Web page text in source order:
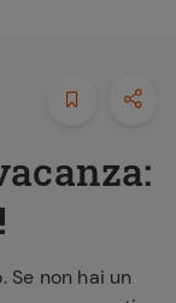
Se non hai un